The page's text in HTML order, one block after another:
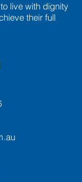
live with dignity
their full